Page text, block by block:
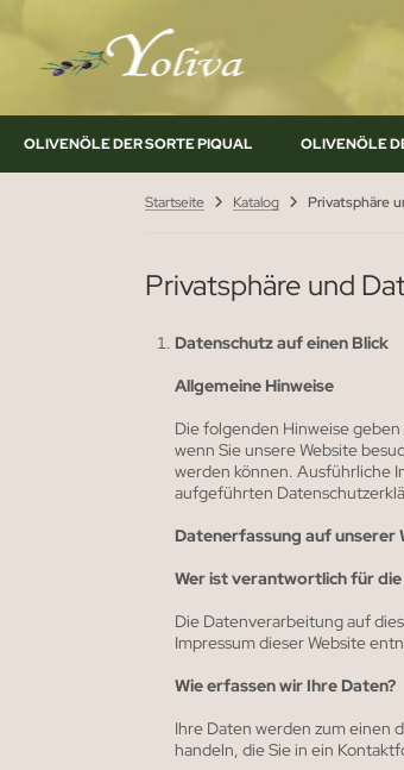
OLIVENÖLE DER SORTE PIQUAL OLIVENÖLE
Startseite Katalog
Privatsphäre und
Datenschutz auf einen Blick
Allgemeine Hinweise
Die folgenden Hinweise
wenn Sie unsere Website
werden können. Ausführliche
aufgeführten
Datenerfassung auf unserer
Wer ist verantwortlich für
Die Datenverarbeitung auf
Impressum dieser Website
Wie erfassen wir Ihre Daten?
Ihre Daten werden zum einen
handeln, die Sie in ein